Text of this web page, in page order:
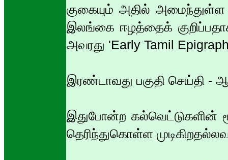
குகையும் அதில் அமைந்துள்ள
இலங்கை ஈழத்தைக்
அவரது 'Early Tamil
இரண்டாவது பகுதி
இதுபோன்ற
தெரிந்துகொள்ள